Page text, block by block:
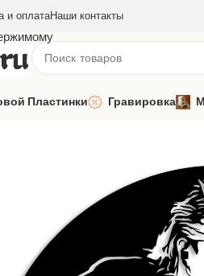
и оплатаНаши контакты
Пластинки Гравировка
Русская музыка